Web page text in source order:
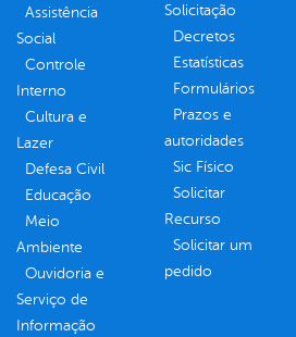
Assistência
Social
Controle
Interno
Cultura e
Lazer
Defesa Civil
Educação
Meio
Ambiente
Ouvidoria e
Serviço de
Informação
Solicitação
Decretos
Estatísticas
Formulários
Prazos e
autoridades
Sic Físico
Solicitar
Recurso
Solicitar um
pedido